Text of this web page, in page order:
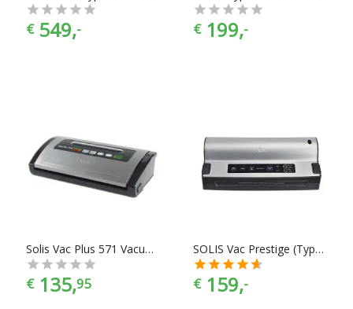
€ 549,- € 199,-
Solis Vac Plus 571 Vacumeermachine
€ 135,95
SOLIS Vac Prestige (Type 575)
€ 159,-